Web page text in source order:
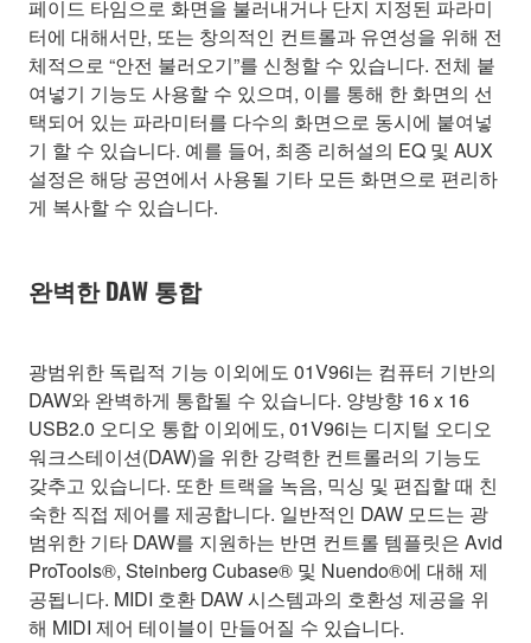
페이드 타임으로 화면을 불러내거나 단지 지정된 파라미
터에 대해서만, 또는 창의적인 컨트롤과 유연성을 위해 전
체적으로 “안전 불러오기”를 신청할 수 있습니다. 전체 붙
여넣기 기능도 사용할 수 있으며, 이를 통해 한 화면의 선
택되어 있는 파라미터를 다수의 화면으로 동시에 붙여넣
기 할 수 있습니다. 예를 들어, 최종 리허설의 EQ 및 AUX
설정은 해당 공연에서 사용될 기타 모든 화면으로 편리하
게 복사할 수 있습니다.
완벽한 DAW 통합
광범위한 독립적 기능 이외에도 01V96i는 컴퓨터 기반의
DAW와 완벽하게 통합될 수 있습니다. 양방향 16 x 16
USB2.0 오디오 통합 이외에도, 01V96i는 디지털 오디오
워크스테이션(DAW)을 위한 강력한 컨트롤러의 기능도
갖추고 있습니다. 또한 트랙을 녹음, 믹싱 및 편집할 때 친
숙한 직접 제어를 제공합니다. 일반적인 DAW 모드는 광
범위한 기타 DAW를 지원하는 반면 컨트롤 템플릿은 Avid
ProTools®, Steinberg Cubase® 및 Nuendo®에 대해 제
공됩니다. MIDI 호환 DAW 시스템과의 호환성 제공을 위
해 MIDI 제어 테이블이 만들어질 수 있습니다.